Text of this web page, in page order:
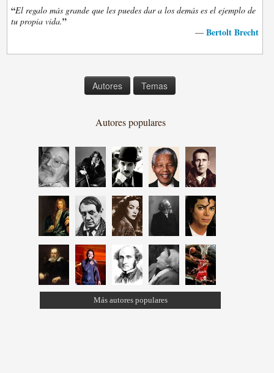
“El regalo más grande que les puedes dar a los demás es el ejemplo de
tu propia vida.”
— Bertolt Brecht
Autores Temas
Autores populares
Más autores populares